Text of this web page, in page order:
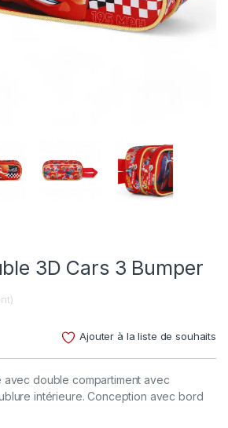
3D Cars 3 Bumper
Ajouter à la liste de souhaits
avec double compartiment avec
intérieure. Conception avec bord